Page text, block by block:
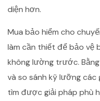
diện hơn.
Mua bảo hiểm cho
làm cần thiết để bảo vệ
không lường trước.
và so sánh kỹ lưỡng các
tìm được giải pháp phù